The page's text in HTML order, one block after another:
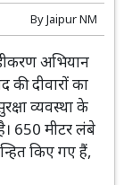
ByJaipur NM
अभियान
दीवारों का
व्यवस्था के
650 मीटर लंबे
किए गए हैं,